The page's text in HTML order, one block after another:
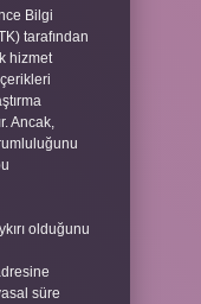
Bilgi
tarafından
hizmet
Ancak,
olduğunu
süre